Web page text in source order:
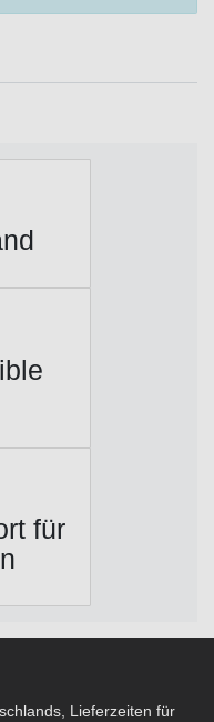
für
Lieferzeiten für